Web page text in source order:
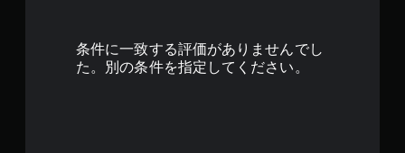
条件に一致する評価がありませんでし
た。別の条件を指定してください。